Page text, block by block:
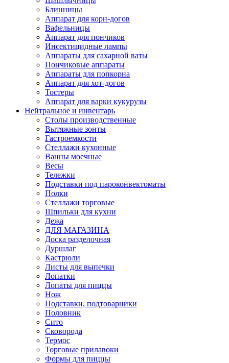
Блинницы
Аппарат для корн-догов
Вафельницы
Аппарат для пончиков
Инсектицидные лампы
Аппараты для сахарной ваты
Пончиковые аппараты
Аппараты для попкорна
Аппарат для хот-догов
Тостеры
Аппарат для варки кукурузы
Нейтральное и инвентарь
Столы производственные
Вытяжные зонты
Гастроемкости
Стеллажи кухонные
Ванны моечные
Весы
Тележки
Подставки под пароконвектоматы
Полки
Стеллажи торговые
Шпильки для кухни
Дежа
ДЛЯ МАГАЗИНА
Доска разделочная
Дуршлаг
Кастрюли
Листы для выпечки
Лопатки
Лопаты для пиццы
Нож
Подставки, подтоварники
Половник
Сито
Сковорода
Термос
Торговые прилавоки
Формы для пиццы